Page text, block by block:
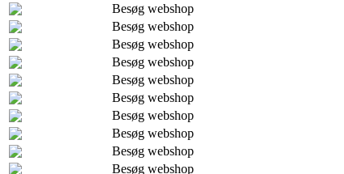
Besøg webshop
Besøg webshop
Besøg webshop
Besøg webshop
Besøg webshop
Besøg webshop
Besøg webshop
Besøg webshop
Besøg webshop
Besøg webshop